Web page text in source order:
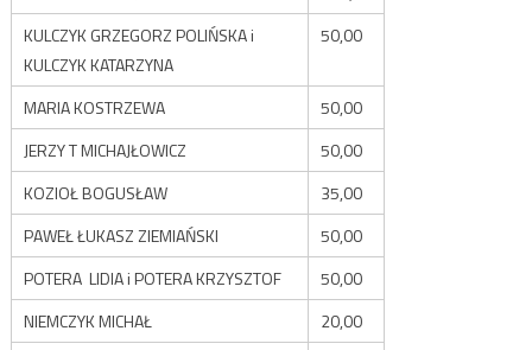
KULCZYK GRZEGORZ POLIŃSKA i
KULCZYK KATARZYNA
50,00
MARIA KOSTRZEWA
50,00
JERZY T MICHAJŁOWICZ
50,00
KOZIOŁ BOGUSŁAW
35,00
PAWEŁ ŁUKASZ ZIEMIAŃSKI
50,00
POTERA LIDIA i POTERA KRZYSZTOF
50,00
NIEMCZYK MICHAŁ
20,00